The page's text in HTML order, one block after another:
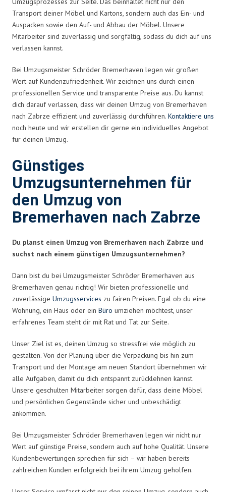
Transport deiner Möbel und Kartons, sondern auch das Ein- und
Auspacken sowie den Auf- und Abbau der Möbel. Unsere
Mitarbeiter sind zuverlässig und sorgfältig, sodass du dich auf uns
verlassen kannst.
Bei Umzugsmeister Schröder Bremerhaven legen wir großen
Wert auf Kundenzufriedenheit. Wir zeichnen uns durch einen
professionellen Service und transparente Preise aus. Du kannst
dich darauf verlassen, dass wir deinen Umzug von Bremerhaven
nach Zabrze effizient und zuverlässig durchführen. Kontaktiere uns
noch heute und wir erstellen dir gerne ein individuelles Angebot
für deinen Umzug.
Günstiges
Umzugsunternehmen für
den Umzug von
Bremerhaven nach Zabrze
Du planst einen Umzug von Bremerhaven nach Zabrze und
suchst nach einem günstigen Umzugsunternehmen?
Dann bist du bei Umzugsmeister Schröder Bremerhaven aus
Bremerhaven genau richtig! Wir bieten professionelle und
zuverlässige Umzugsservices zu fairen Preisen. Egal ob du eine
Wohnung, ein Haus oder ein Büro umziehen möchtest, unser
erfahrenes Team steht dir mit Rat und Tat zur Seite.
Unser Ziel ist es, deinen Umzug so stressfrei wie möglich zu
gestalten. Von der Planung über die Verpackung bis hin zum
Transport und der Montage am neuen Standort übernehmen wir
alle Aufgaben, damit du dich entspannt zurücklehnen kannst.
Unsere geschulten Mitarbeiter sorgen dafür, dass deine Möbel
und persönlichen Gegenstände sicher und unbeschädigt
ankommen.
Bei Umzugsmeister Schröder Bremerhaven legen wir nicht nur
Wert auf günstige Preise, sondern auch auf hohe Qualität. Unsere
Kundenbewertungen sprechen für sich – wir haben bereits
zahlreichen Kunden erfolgreich bei ihrem Umzug geholfen.